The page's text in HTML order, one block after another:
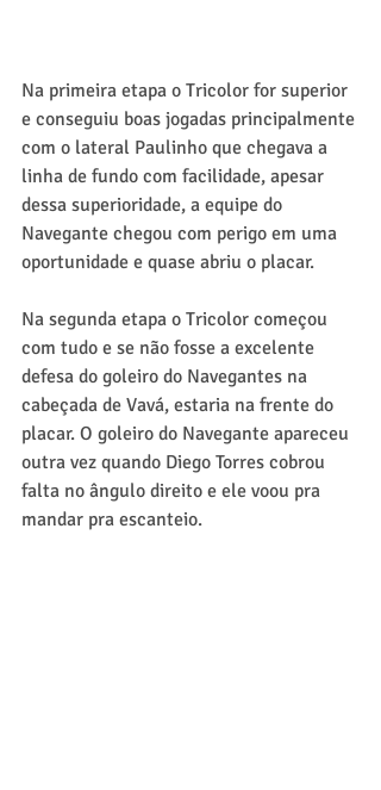
Na primeira etapa o Tricolor for superior
e conseguiu boas jogadas principalmente
com o lateral Paulinho que chegava a
linha de fundo com facilidade, apesar
dessa superioridade, a equipe do
Navegante chegou com perigo em uma
oportunidade e quase abriu o placar.
Na segunda etapa o Tricolor começou
com tudo e se não fosse a excelente
defesa do goleiro do Navegantes na
cabeçada de Vavá, estaria na frente do
placar. O goleiro do Navegante apareceu
outra vez quando Diego Torres cobrou
falta no ângulo direito e ele voou pra
mandar pra escanteio.